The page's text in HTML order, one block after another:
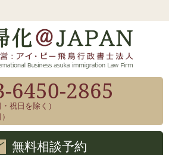
6450-2865
祝日を除く）
無料相談予約